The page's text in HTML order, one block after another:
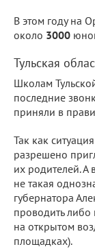
В этом году на
около 3000
Тульская
Школам
последние
приняли в
Так как
разрешено
их родителей. А
не такая
губернатора
проводить
на открытом
площадках).